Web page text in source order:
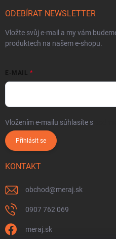
ODEBÍRAT NEWSLETTER
Vložte svůj e-mail a my vám
produktech na našem e-shopu.
E-MAIL
Vložením e-mailu súhlasíte s
Přihlásit se
KONTAKT
obchod@meraj.sk
0907 762 069
meraj.sk